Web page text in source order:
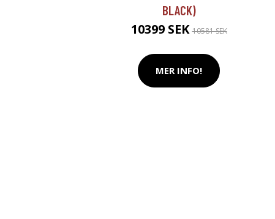
BLACK)
10399 SEK10581 SEK
MER INFO!